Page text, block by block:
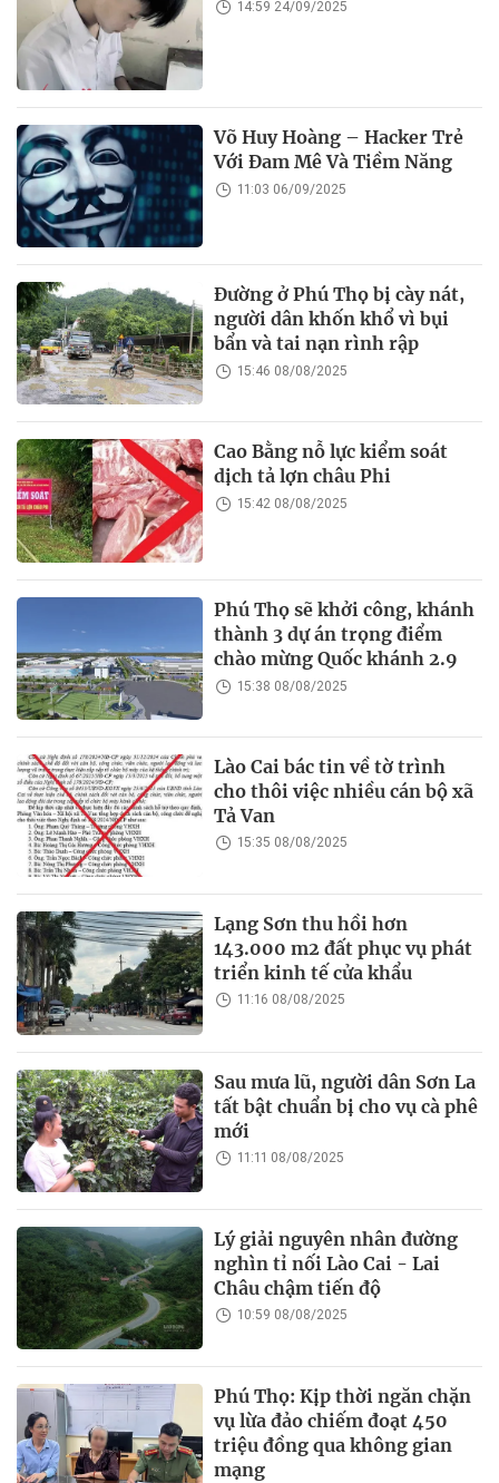
14:59 24/09/2025
Võ Huy Hoàng – Hacker Trẻ
Với Đam Mê Và Tiềm Năng
11:03 06/09/2025
Đường ở Phú Thọ bị cày nát,
người dân khốn khổ vì bụi
bẩn và tai nạn rình rập
15:46 08/08/2025
Cao Bằng nỗ lực kiểm soát
dịch tả lợn châu Phi
15:42 08/08/2025
Phú Thọ sẽ khởi công, khánh
thành 3 dự án trọng điểm
chào mừng Quốc khánh 2.9
15:38 08/08/2025
Lào Cai bác tin về tờ trình
cho thôi việc nhiều cán bộ xã
Tả Van
15:35 08/08/2025
Lạng Sơn thu hồi hơn
143.000 m2 đất phục vụ phát
triển kinh tế cửa khẩu
11:16 08/08/2025
Sau mưa lũ, người dân Sơn La
tất bật chuẩn bị cho vụ cà phê
mới
11:11 08/08/2025
Lý giải nguyên nhân đường
nghìn tỉ nối Lào Cai - Lai
Châu chậm tiến độ
10:59 08/08/2025
Phú Thọ: Kịp thời ngăn chặn
vụ lừa đảo chiếm đoạt 450
triệu đồng qua không gian
mạng